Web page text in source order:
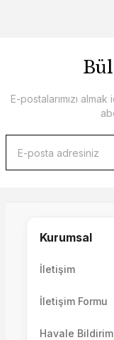
E-postalarımızı
Kurumsal
İletişim
İletişim Formu
Havale Bildirim